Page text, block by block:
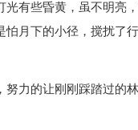
光有些昏黄，虽不明亮
怕月下的小径，搅扰了
力的让刚刚踩踏过的